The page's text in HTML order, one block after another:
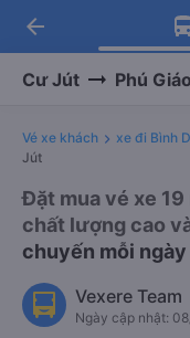
Tải
Nhận
Tải
-30k/
arrow_back
Cư Jút Phú Giáo
Vé xe khách xe đi Bình
Jút
Đặt mua vé xe
chất lượng cao
chuyến mỗi ngày
Vexere Team
Ngày cập nhật: